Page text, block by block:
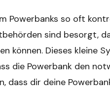
Powerbanks so oft
sind besorgt,
können. Dieses kleine
die Powerbank den
dass dir deine